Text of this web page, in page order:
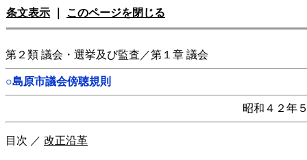
条文表示 このページを閉じる
第２類 議会・選挙及び監査／第１章 議会
○島原市議会傍聴規則
昭和４２年
目次 ／ 改正沿革